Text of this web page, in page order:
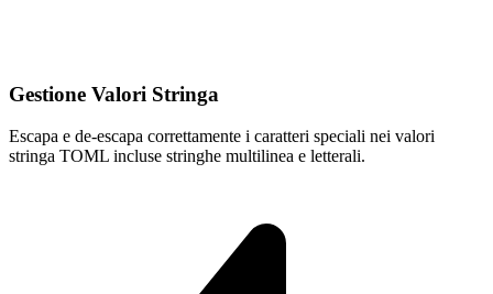
Gestione Valori Stringa
Escapa e de-escapa correttamente i caratteri speciali nei valori
stringa TOML incluse stringhe multilinea e letterali.